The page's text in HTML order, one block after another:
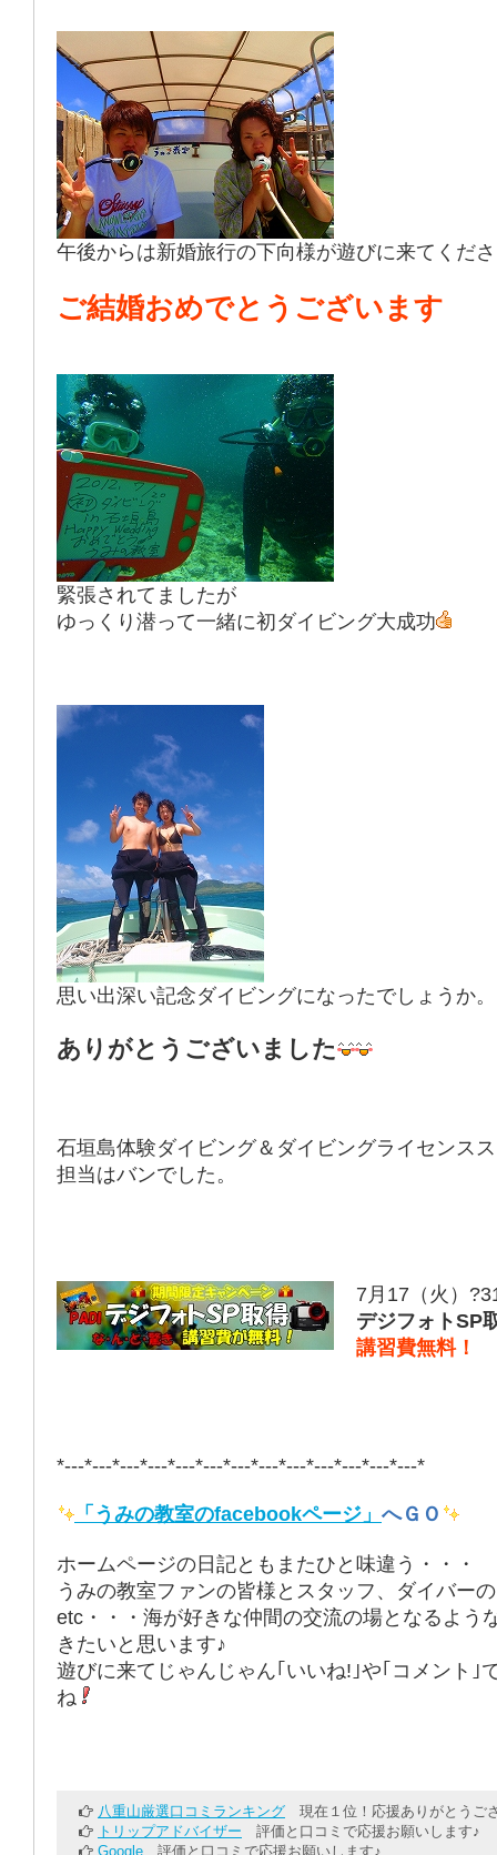
午後からは新婚旅行の下向様が遊びに来てくだ
ご結婚おめでとうございます
緊張されてましたが
ゆっくり潜って一緒に初ダイビング大成功
思い出深い記念ダイビングになったでしょうか。
ありがとうございました
石垣島体験ダイビング＆ダイビングライセンス
担当はバンでした。
7月17（火）
デジフォトSP
講習費無料！
*---*---*---*---*---*---*---*---*---*---*---*---*---*
「うみの教室のfacebookページ」 へＧＯ
ホームページの日記ともまたひと味違う・・・
うみの教室ファンの皆様とスタッフ、ダイバー
etc・・・海が好きな仲間の交流の場となるよう
きたいと思います♪
遊びに来てじゃんじゃん｢いいね!｣や｢コメント｣
ね
八重山厳選口コミランキング 現在１位！応援ありがとうご
トリップアドバイザー 評価と口コミで応援お願いします♪
Google 評価と口コミで応援お願いします♪